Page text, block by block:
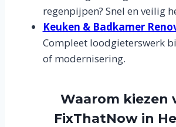
regenpijpen? Snel en veilig
Keuken & Badkamer
Compleet loodgieterswerk
of modernisering.
Waarom kiezen
FixThatNow in